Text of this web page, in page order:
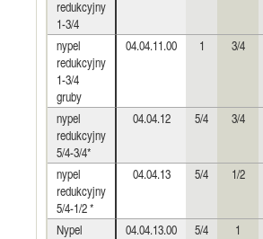
redukcyjny
1-3/4
nypel
redukcyjny
1-3/4
gruby
04.04.11.00 1 3/4
nypel
redukcyjny
5/4-3/4*
04.04.12 5/4 3/4
nypel
redukcyjny
5/4-1/2 *
04.04.13 5/4 1/2
Nypel
04.04.13.00 5/4 1